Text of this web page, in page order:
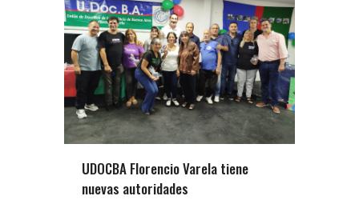
UDOCBA Florencio Varela tiene
nuevas autoridades